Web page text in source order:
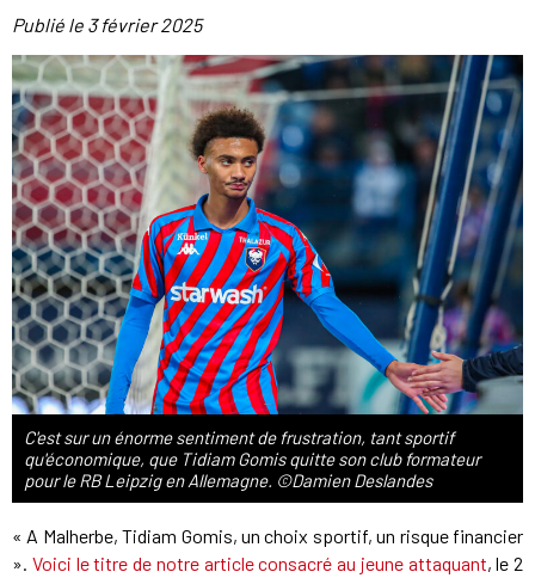
Publié le 3 février 2025
C'est sur un énorme sentiment de frustration, tant sportif
qu'économique, que Tidiam Gomis quitte son club formateur
pour le RB Leipzig en Allemagne. ©Damien Deslandes
« A Malherbe, Tidiam Gomis, un choix sportif, un risque financier
». Voici le titre de notre article consacré au jeune attaquant, le 2